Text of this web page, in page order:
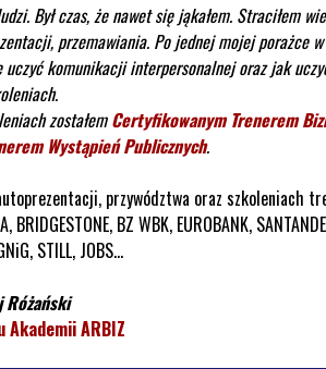
Był czas, że nawet się jąkałem. Straciłem
przemawiania. Po jednej mojej porażce
komunikacji interpersonalnej oraz jak
zostałemCertyfikowanym Trenerem
Wystąpień Publicznych.
przywództwa oraz szkoleniach
BZ WBK, EUROBANK,
STILL, JOBS...
Różański
Akademii ARBIZ